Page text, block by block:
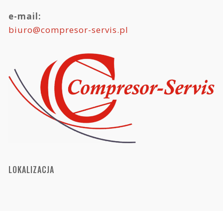
e-mail:
biuro@compresor-servis.pl
LOKALIZACJA